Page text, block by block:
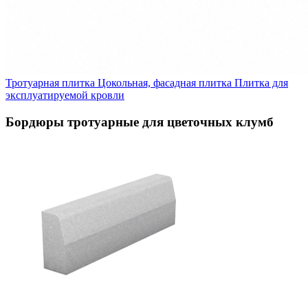
Тротуарная плитка Цокольная, фасадная плитка Плитка для
эксплуатируемой кровли
Бордюры тротуарные для цветочных клумб